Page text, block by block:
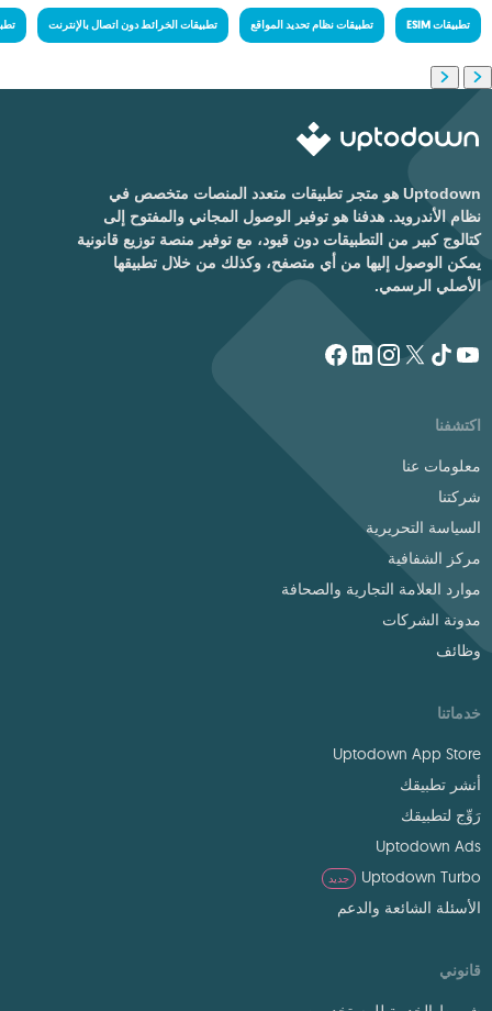
تطبيقات ESIM تطبيقات نظام تحديد المواقع تطبيقات الخرائط دون اتصال بالإنترنت
Uptodown هو متجر تطبيقات متعدد المنصات متخصص في
نظام الأندرويد. هدفنا هو توفير الوصول المجاني والمفتوح إلى
كتالوج كبير من التطبيقات دون قيود، مع توفير منصة توزيع قانونية
يمكن الوصول إليها من أي متصفح، وكذلك من خلال تطبيقها
الأصلي الرسمي.
اكتشفنا
معلومات عنا
شركتنا
السياسة التحريرية
مركز الشفافية
موارد العلامة التجارية والصحافة
مدونة الشركات
وظائف
خدماتنا
Uptodown App Store
أنشر تطبيقك
رَوِّج لتطبيقك
Uptodown Ads
Uptodown Turbo
جديد
الأسئلة الشائعة والدعم
قانوني